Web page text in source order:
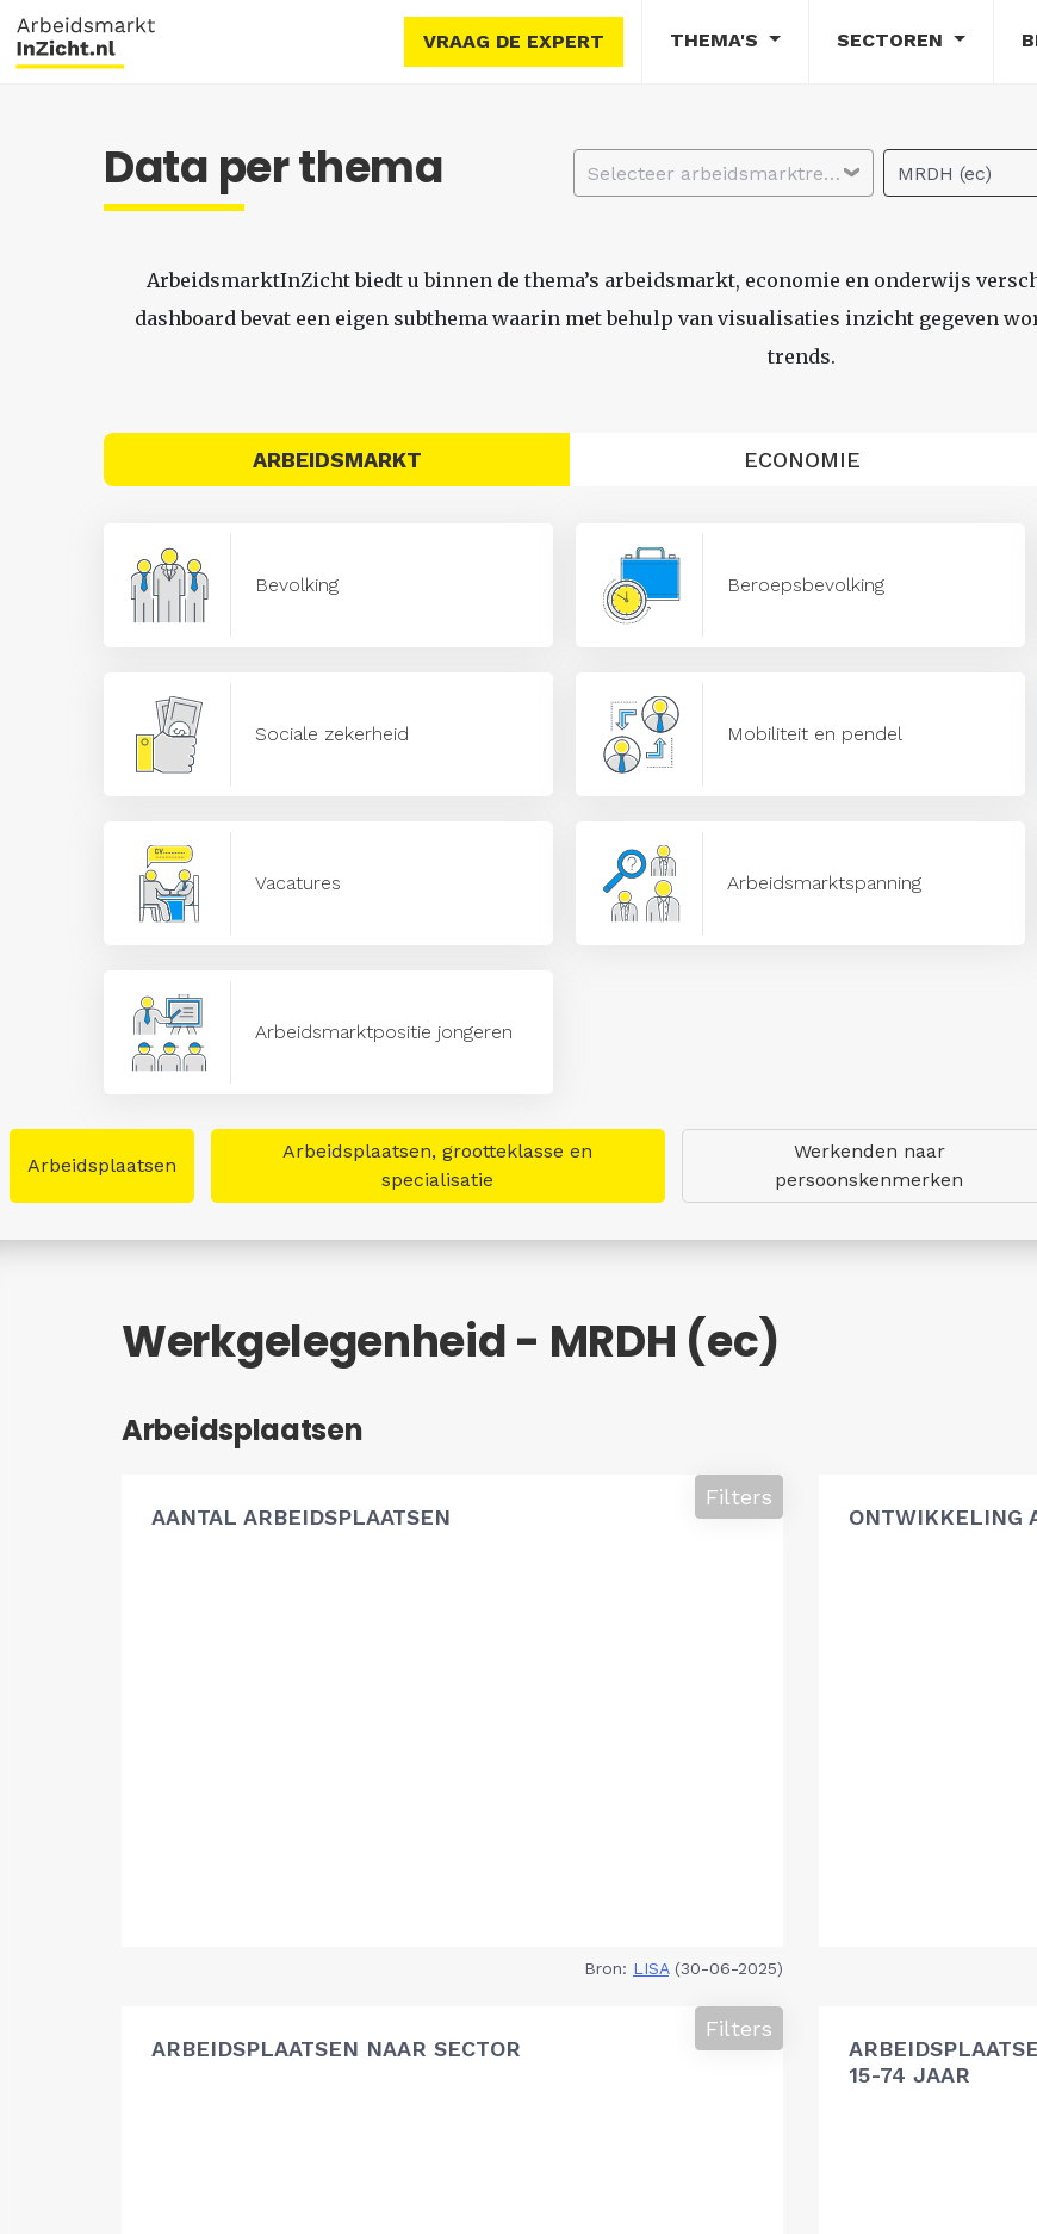
VRAAG DE EXPERT THEMA'S SECTOREN
Data per thema Selecteer arbeidsmarktregio MRDH (ec)
ArbeidsmarktInZicht biedt u binnen de thema’s arbeidsmarkt, economie en onderwijs
dashboard bevat een eigen subthema waarin met behulp van visualisaties inzicht gegeven
trends.
ARBEIDSMARKT ECONOMIE
Bevolking Beroepsbevolking
Sociale zekerheid Mobiliteit en pendel
Vacatures Arbeidsmarktspanning
Arbeidsmarktpositie jongeren
Arbeidsplaatsen
Arbeidsplaatsen, grootteklasse en
specialisatie
Werkenden naar
persoonskenmerken
Werkgelegenheid - MRDH (ec)
Arbeidsplaatsen
AANTAL ARBEIDSPLAATSEN
Filters
Bron: LISA(30-06-2025)
ONTWIKKELING
ARBEIDSPLAATSEN NAAR SECTOR
Filters
15-74 JAAR